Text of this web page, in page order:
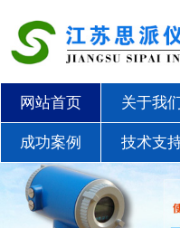
网站首页 关于我
成功案例 技术支